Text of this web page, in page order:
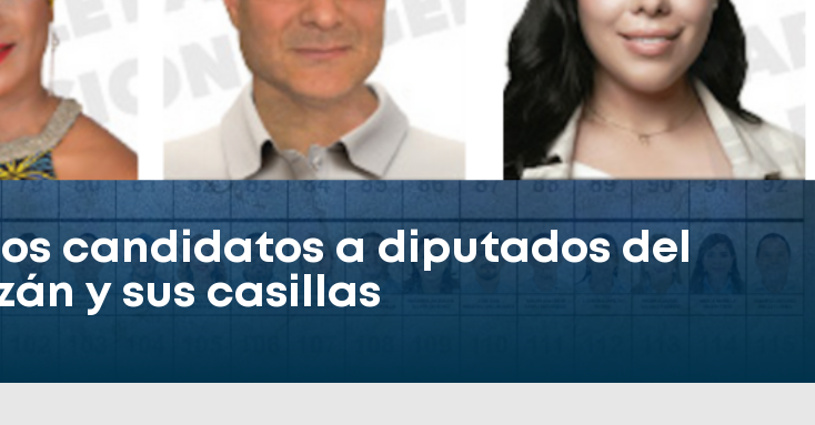
candidatos a diputados del
y sus casillas